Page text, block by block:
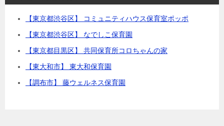
【東京都渋谷区】 コミュニティハウス保育室ポッポ
【東京都渋谷区】 なでしこ保育園
【東京都目黒区】 共同保育所コロちゃんの家
【東大和市】 東大和保育園
【調布市】 藤ウェルネス保育園